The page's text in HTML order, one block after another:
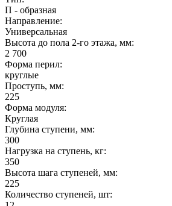
П - образная
Направление:
Универсальная
Высота до пола 2-го этажа, мм:
2 700
Форма перил:
круглые
Проступь, мм:
225
Форма модуля:
Круглая
Глубина ступени, мм:
300
Нагрузка на ступень, кг:
350
Высота шага ступеней, мм:
225
Количество ступеней, шт: